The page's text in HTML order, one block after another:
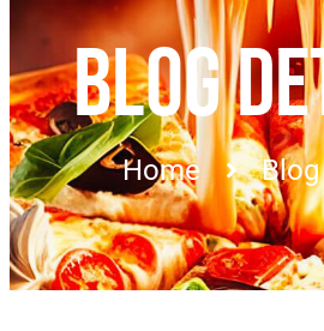
BLOG
Home